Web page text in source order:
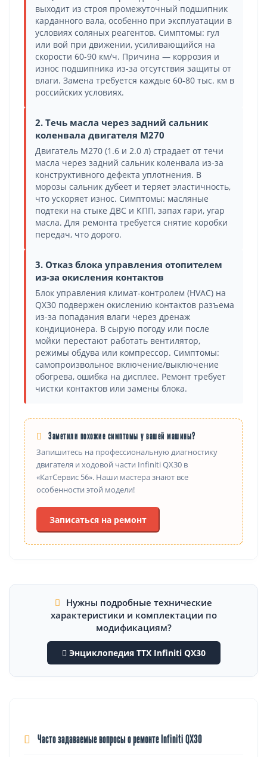
выходит из строя промежуточный подшипник
карданного вала, особенно при эксплуатации в
условиях соляных реагентов. Симптомы: гул
или вой при движении, усиливающийся на
скорости 60-90 км/ч. Причина — коррозия и
износ подшипника из-за отсутствия защиты от
влаги. Замена требуется каждые 60-80 тыс. км в
российских условиях.
2. Течь масла через задний сальник
коленвала двигателя M270
Двигатель M270 (1.6 и 2.0 л) страдает от течи
масла через задний сальник коленвала из-за
конструктивного дефекта уплотнения. В
морозы сальник дубеет и теряет эластичность,
что ускоряет износ. Симптомы: масляные
подтеки на стыке ДВС и КПП, запах гари, угар
масла. Для ремонта требуется снятие коробки
передач, что дорого.
3. Отказ блока управления отопителем
из-за окисления контактов
Блок управления климат-контролем (HVAC) на
QX30 подвержен окислению контактов разъема
из-за попадания влаги через дренаж
кондиционера. В сырую погоду или после
мойки перестают работать вентилятор,
режимы обдува или компрессор. Симптомы:
самопроизвольное включение/выключение
обогрева, ошибка на дисплее. Ремонт требует
чистки контактов или замены блока.
Заметили похожие симптомы у вашей машины?
Запишитесь на профессиональную диагностику
двигателя и ходовой части Infiniti QX30 в
«КатСервис 56». Наши мастера знают все
особенности этой модели!
Записаться на ремонт
Нужны подробные технические
характеристики и комплектации по
модификациям?
Энциклопедия ТТХ Infiniti QX30
Часто задаваемые вопросы о ремонте Infiniti QX30